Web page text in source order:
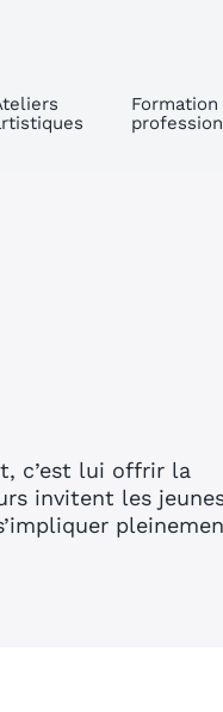
Formation
c’est lui offrir la
invitent les